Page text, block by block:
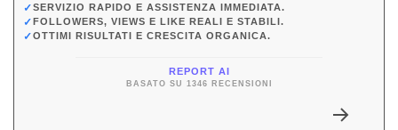
✓SERVIZIO RAPIDO E ASSISTENZA IMMEDIATA.
✓FOLLOWERS, VIEWS E LIKE REALI E STABILI.
✓OTTIMI RISULTATI E CRESCITA ORGANICA.
REPORT AI
BASATO SU 1346 RECENSIONI